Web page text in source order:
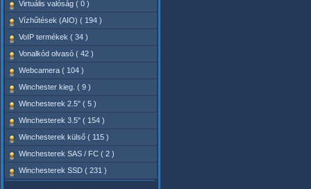
Virtuális valóság ( 0 )
Vízhűtések (AIO) ( 194 )
VoIP termékek ( 34 )
Vonalkód olvasó ( 42 )
Webcamera ( 104 )
Winchester kieg. ( 9 )
Winchesterek 2.5" ( 5 )
Winchesterek 3.5" ( 154 )
Winchesterek külső ( 115 )
Winchesterek SAS / FC ( 2 )
Winchesterek SSD ( 231 )